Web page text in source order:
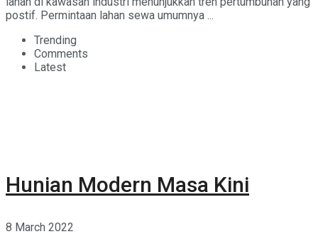
postif. Permintaan lahan sewa umumnya ...
Trending
Comments
Latest
Hunian Modern Masa Kini
8 March 2022